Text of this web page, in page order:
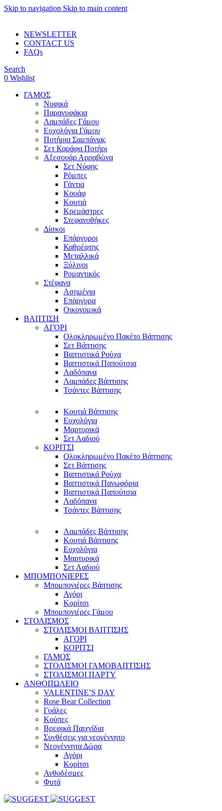
Skip to navigation Skip to main content
NEWSLETTER
CONTACT US
FAQs
Search
0 Wishlist
ΓΑΜΟΣ
Νυφικά
Παρανυφάκια
Λαμπάδες Γάμου
Ευχολόγια Γάμου
Ποτήρια Σαμπάνιας
Σετ Καράφα Ποτήρι
Αξεσουάρ Αρραβώνα
Σετ Νύφης
Ρόμπες
Γάντια
Κουάφ
Κουτιά
Κρεμάστρες
Στεφανοθήκες
Δίσκοι
Επάργυροι
Καθρέφτης
Μεταλλικά
Ξύλινοι
Ρομαντικός
Στέφανα
Ασημένια
Επάργυρα
Οικονομικά
ΒΑΠΤΙΣΗ
ΑΓΟΡΙ
Ολοκληρωμένο Πακέτο Βάπτισης
Σετ Βάπτισης
Βαπτιστικά Ρούχα
Βαπτιστικά Παπούτσια
Λαδόπανα
Λαμπάδες Βάπτισης
Τσάντες Βάπτισης
Κουτιά Βάπτισης
Ευχολόγια
Μαρτυρικά
Σετ Λαδιού
ΚΟΡΙΤΣΙ
Ολοκληρωμένο Πακέτο Βάπτισης
Σετ Βάπτισης
Βαπτιστικά Ρούχα
Βαπτιστικά Πανωφόρια
Βαπτιστικά Παπούτσια
Λαδόπανα
Τσάντες Βάπτισης
Λαμπάδες Βάπτισης
Κουτιά Βάπτισης
Ευχολόγια
Μαρτυρικά
Σετ Λαδιού
ΜΠΟΜΠΟΝΙΕΡΕΣ
Μπομπονιέρες Βάπτισης
Αγόρι
Κορίτσι
Μπομπονιέρες Γάμου
ΣΤΟΛΙΣΜΟΣ
ΣΤΟΛΙΣΜΟΙ ΒΑΠΤΙΣΗΣ
ΑΓΟΡΙ
ΚΟΡΙΤΣΙ
ΓΑΜΟΣ
ΣΤΟΛΙΣΜΟΙ ΓΑΜΟΒΑΠΤΙΣΗΣ
ΣΤΟΛΙΣΜΟΙ ΠΑΡΤΥ
ΑΝΘΟΠΩΛΕΙΟ
VALENTINE’S DAY
Rose Bear Collection
Γυάλες
Κούπες
Βρεφικά Παιχνίδια
Συνθέσεις για νεογέννητο
Νεογέννητα Δώρα
Αγόρι
Κορίτσι
Ανθοδέσμες
Φυτά